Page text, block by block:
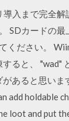
入まで完全解
SDカードの最
ください。
ると、 "wad"
あると思い
add holdable
loot and put